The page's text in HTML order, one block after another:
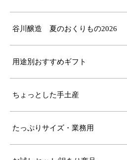
谷川醸造 夏のおくりもの2026
用途別おすすめギフト
ちょっとした手土産
たっぷりサイズ・業務用